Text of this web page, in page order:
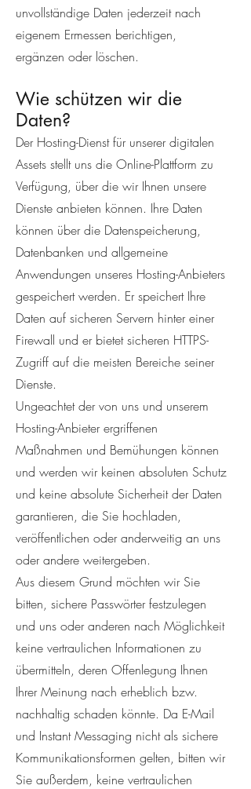
unvollständige Daten jederzeit nach
eigenem Ermessen berichtigen,
ergänzen oder löschen.
Wie schützen wir die
Daten?
Der Hosting-Dienst für unserer digitalen
Assets stellt uns die Online-Plattform zu
Verfügung, über die wir Ihnen unsere
Dienste anbieten können. Ihre Daten
können über die Datenspeicherung,
Datenbanken und allgemeine
Anwendungen unseres Hosting-Anbieters
gespeichert werden. Er speichert Ihre
Daten auf sicheren Servern hinter einer
Firewall und er bietet sicheren HTTPS-
Zugriff auf die meisten Bereiche seiner
Dienste.
Ungeachtet der von uns und unserem
Hosting-Anbieter ergriffenen
Maßnahmen und Bemühungen können
und werden wir keinen absoluten Schutz
und keine absolute Sicherheit der Daten
garantieren, die Sie hochladen,
veröffentlichen oder anderweitig an uns
oder andere weitergeben.
Aus diesem Grund möchten wir Sie
bitten, sichere Passwörter festzulegen
und uns oder anderen nach Möglichkeit
keine vertraulichen Informationen zu
übermitteln, deren Offenlegung Ihnen
Ihrer Meinung nach erheblich bzw.
nachhaltig schaden könnte. Da E-Mail
und Instant Messaging nicht als sichere
Kommunikationsformen gelten, bitten wir
Sie außerdem, keine vertraulichen